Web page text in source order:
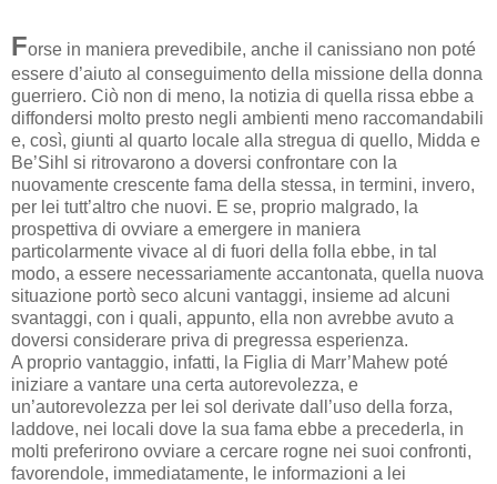
Forse in maniera prevedibile, anche il canissiano non poté
essere d’aiuto al conseguimento della missione della donna
guerriero. Ciò non di meno, la notizia di quella rissa ebbe a
diffondersi molto presto negli ambienti meno raccomandabili
e, così, giunti al quarto locale alla stregua di quello, Midda e
Be’Sihl si ritrovarono a doversi confrontare con la
nuovamente crescente fama della stessa, in termini, invero,
per lei tutt’altro che nuovi. E se, proprio malgrado, la
prospettiva di ovviare a emergere in maniera
particolarmente vivace al di fuori della folla ebbe, in tal
modo, a essere necessariamente accantonata, quella nuova
situazione portò seco alcuni vantaggi, insieme ad alcuni
svantaggi, con i quali, appunto, ella non avrebbe avuto a
doversi considerare priva di pregressa esperienza.
A proprio vantaggio, infatti, la Figlia di Marr’Mahew poté
iniziare a vantare una certa autorevolezza, e
un’autorevolezza per lei sol derivate dall’uso della forza,
laddove, nei locali dove la sua fama ebbe a precederla, in
molti preferirono ovviare a cercare rogne nei suoi confronti,
favorendole, immediatamente, le informazioni a lei